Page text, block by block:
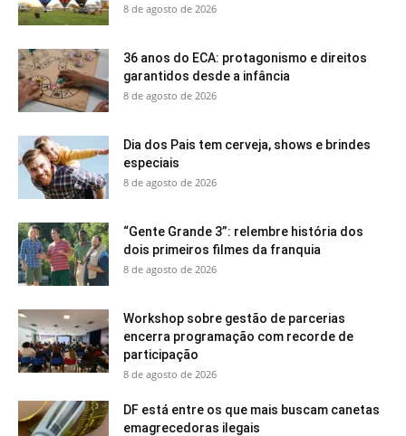
8 de agosto de 2026
36 anos do ECA: protagonismo e direitos
garantidos desde a infância
8 de agosto de 2026
Dia dos Pais tem cerveja, shows e brindes
especiais
8 de agosto de 2026
“Gente Grande 3”: relembre história dos
dois primeiros filmes da franquia
8 de agosto de 2026
Workshop sobre gestão de parcerias
encerra programação com recorde de
participação
8 de agosto de 2026
DF está entre os que mais buscam canetas
emagrecedoras ilegais